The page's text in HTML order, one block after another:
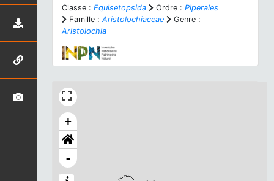
Classe : Equisetopsida Ordre : Piperales
Famille : Aristolochiaceae
Genre :
Aristolochia
+
-